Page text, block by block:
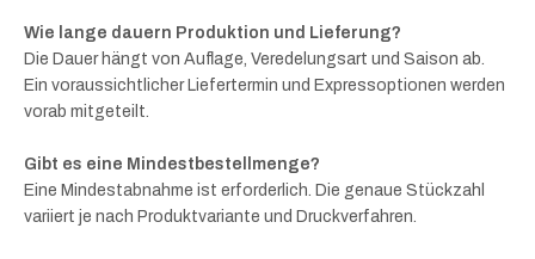
Wie lange dauern Produktion und Lieferung?
Die Dauer hängt von Auflage, Veredelungsart und Saison ab.
Ein voraussichtlicher Liefertermin und Expressoptionen werden
vorab mitgeteilt.
Gibt es eine Mindestbestellmenge?
Eine Mindestabnahme ist erforderlich. Die genaue Stückzahl
variiert je nach Produktvariante und Druckverfahren.